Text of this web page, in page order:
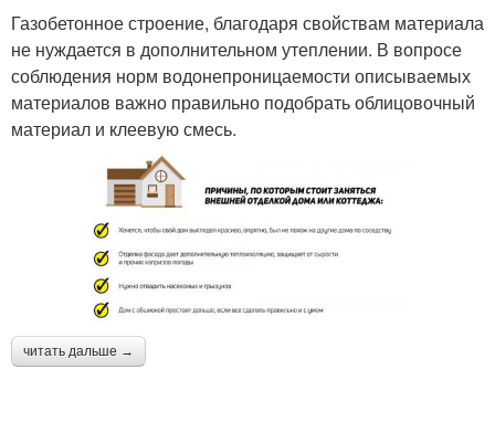
Газобетонное строение, благодаря свойствам материала
не нуждается в дополнительном утеплении. В вопросе
соблюдения норм водонепроницаемости описываемых
материалов важно правильно подобрать облицовочный
материал и клеевую смесь.
читать дальше →